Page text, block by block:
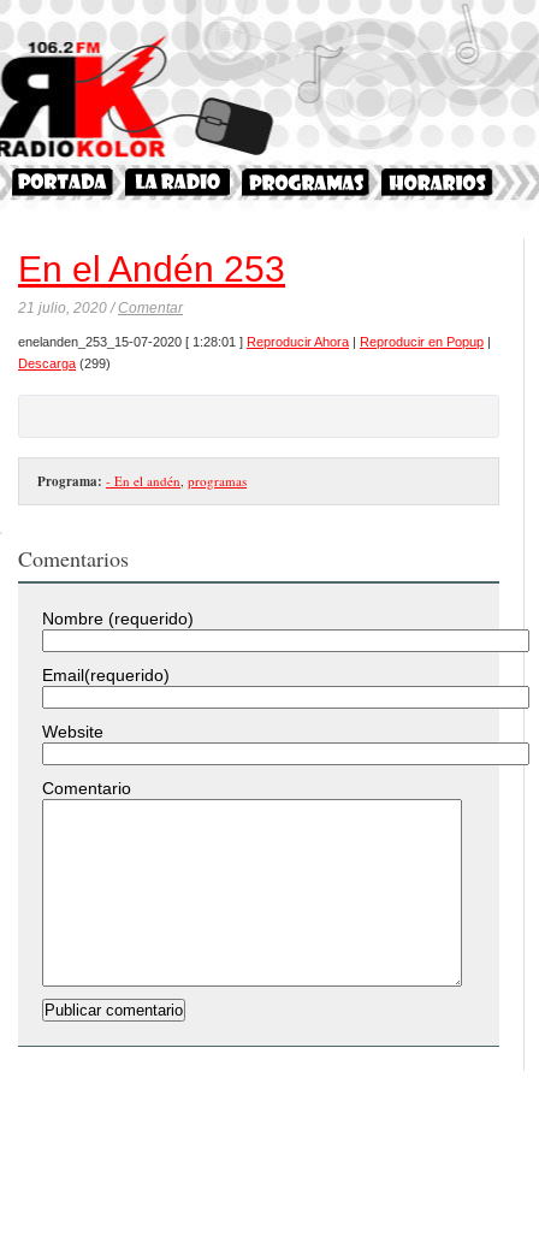
En el Andén 253
21 julio, 2020 /Comentar
enelanden_253_15-07-2020 [ 1:28:01 ] Reproducir Ahora | Reproducir en Popup |
Descarga (299)
Programa: - En el andén, programas
Comentarios
Nombre (requerido)
Email(requerido)
Website
Comentario